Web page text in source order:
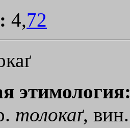
4,72
толокаґ,